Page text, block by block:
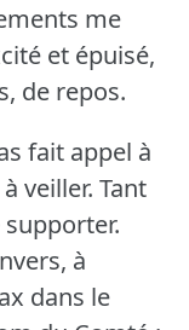
me
et épuisé,
de repos.
fait appel à
veiller. Tant
à
dans le